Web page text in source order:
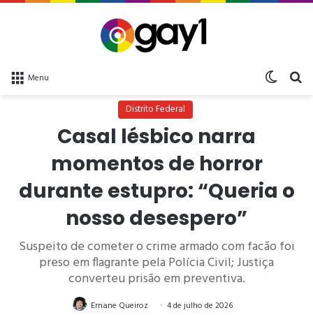
Menu
Distrito Federal
Casal lésbico narra
momentos de horror
durante estupro: “Queria o
nosso desespero”
Suspeito de cometer o crime armado com facão foi
preso em flagrante pela Polícia Civil; Justiça
converteu prisão em preventiva.
Ernane Queiroz
4 de julho de 2026